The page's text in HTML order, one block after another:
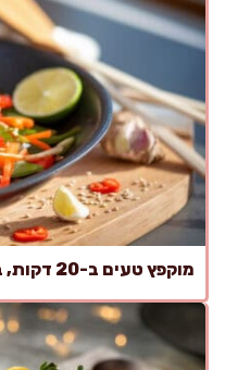
מוקפץ טעים ב-20 דקות, בלי רוטב מוכן מהבקבוק